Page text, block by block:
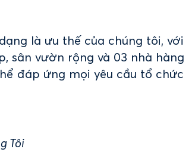
là ưu thế của chúng tôi, với
sân vườn rộng và 03 nhà hàng
đáp ứng mọi yêu cầu tổ chức
Tôi